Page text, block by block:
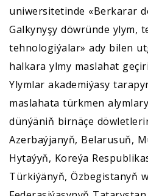
uniwersitetinde «Berkarar
Galkynyşy döwründe ylym,
tehnologiýalar» ady bilen
halkara ylmy maslahat
Ylymlar akademiýasy
maslahata türkmen
dünýäniň birnäçe
Azerbaýjanyň, Belarusuň,
Hytaýyň, Koreýa
Türkiýänyň, Özbegistanyň